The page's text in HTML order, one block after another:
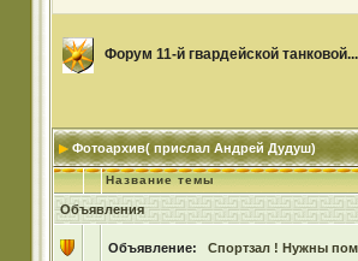
Форум 11-й гвардейской танковой...
Фотоархив( прислал Андрей Дудуш)
Название темы
Объявления
Объявление: Спортзал ! Нужны